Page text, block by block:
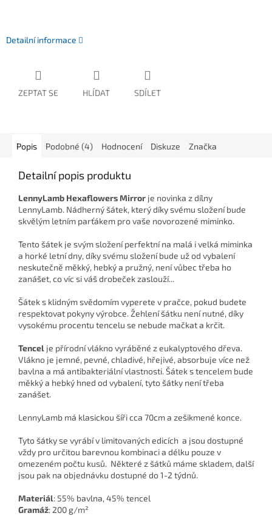
Detailní informace
ZEPTAT SE HLÍDAT SDÍLET
Popis Podobné (4) Hodnocení Diskuze Značka
Detailní popis produktu
LennyLamb Hexaflowers Mirror je novinka z dílny
LennyLamb. Nádherný šátek, který díky svému složení bude
skvělým letním parťákem pro vaše novorozené miminko.
Tento šátek je svým složení perfektní na malá i velká miminka
a horké letní dny, díky svému složení bude už od vybalení
neskutečně měkký, hebký a pružný, není vůbec třeba ho
zanášet, co víc si váš drobeček zaslouží...
Šátek s klidným svědomím vyperete v pračce, pokud budete
respektovat pokyny výrobce. Žehlení šátku není nutné, díky
vysokému procentu tencelu se nebude mačkat a krčit.
Tencel je přírodní vlákno vyráběné z eukalyptového dřeva.
Vlákno je jemné, pevné, chladivé, hřejivé, absorbuje více než
bavlna a má antibakteriální vlastnosti. Šátek s tencelem bude
měkký a hebký hned od vybalení, tyto šátky není třeba
zanášet.
LennyLamb má klasickou šíři cca 70cm a zešikmené konce.
Tyto šátky se vyrábí v limitovaných edicích a jsou dostupné
vždy pro určitou barevnou kombinaci a délku pouze v
omezeném počtu kusů. Některé z šátků máme skladem, další
jsou pak na objednávku dostupné do 1-2 týdnů.
Materiál: 55% bavlna, 45% tencel
Gramáž: 200 g/m²